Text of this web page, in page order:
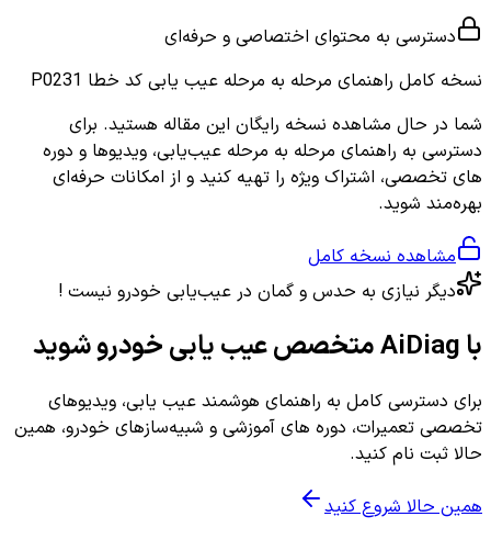
دسترسی به محتوای اختصاصی و حرفه‌ای
نسخه کامل راهنمای مرحله به مرحله عیب یابی کد خطا P0231
شما در حال مشاهده نسخه رایگان این مقاله هستید. برای
دسترسی به راهنمای مرحله به مرحله عیب‌یابی، ویدیوها و دوره
های تخصصی، اشتراک ویژه را تهیه کنید و از امکانات حرفه‌ای
بهره‌مند شوید.
مشاهده نسخه کامل
دیگر نیازی به حدس و گمان در عیب‌یابی خودرو نیست !
با AiDiag متخصص عیب یابی خودرو شوید
برای دسترسی کامل به راهنمای هوشمند عیب یابی، ویدیوهای
تخصصی تعمیرات، دوره های آموزشی و شبیه‌سازهای خودرو، همین
حالا ثبت نام کنید.
همین حالا شروع کنید